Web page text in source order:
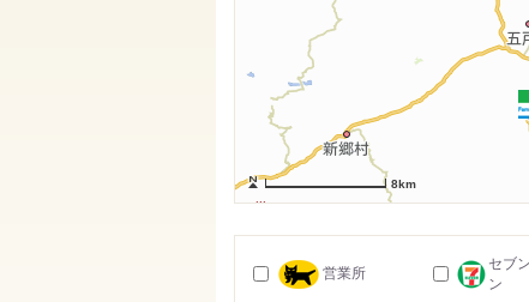
8km
営業所
セブ
ン